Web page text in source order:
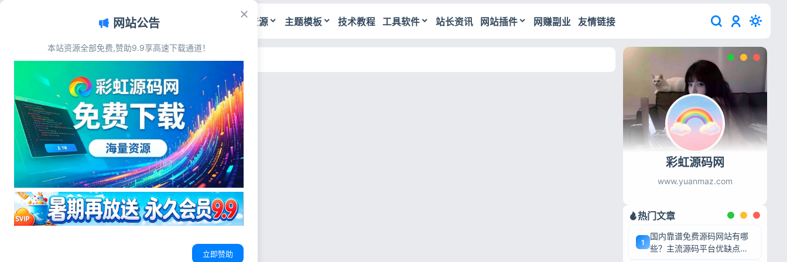
源码资源 主题模板 技术教程 工具软件 站长资讯 网站插件 网赚副业 友情链接
首页>标签：WAP小说站源码
标签：WAP小说站源码
彩虹源码网
www.yuanmaz.com
热门文章
1
国内靠谱免费源码网站有哪
些？主流源码平台优缺点深
网站公告
本站资源全部免费,赞助9.9享高速下载通道！
立即赞助